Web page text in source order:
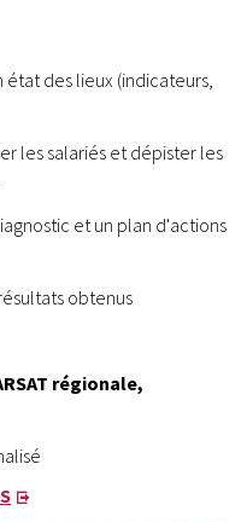
état des lieux (indicateurs,
les salariés et dépister les
et un plan d'actions
obtenus
régionale,